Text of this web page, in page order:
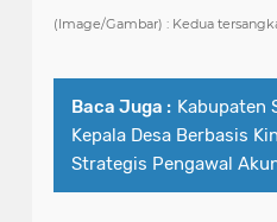
(Image/Gambar) : Kedua
Baca Juga : Kabupaten
Kepala Desa Berbasis
Strategis Pengawal